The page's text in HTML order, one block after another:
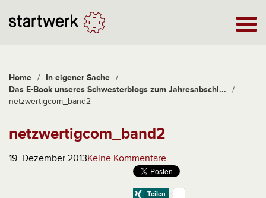
Home / In eigener Sache /
Das E-Book unseres Schwesterblogs zum Jahresabschl...
/
netzwertigcom_band2
netzwertigcom_band2
19. Dezember 2013Keine Kommentare